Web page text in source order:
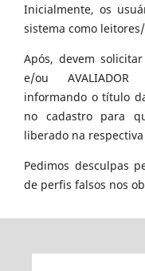
Inicialmente, os
sistema como
Após, devem
e/ou
informando o título
no cadastro para
liberado na
Pedimos desculpas
de perfis falsos nos